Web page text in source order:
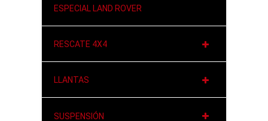
ESPECIAL LAND ROVER
RESCATE 4X4
LLANTAS
SUSPENSIÓN